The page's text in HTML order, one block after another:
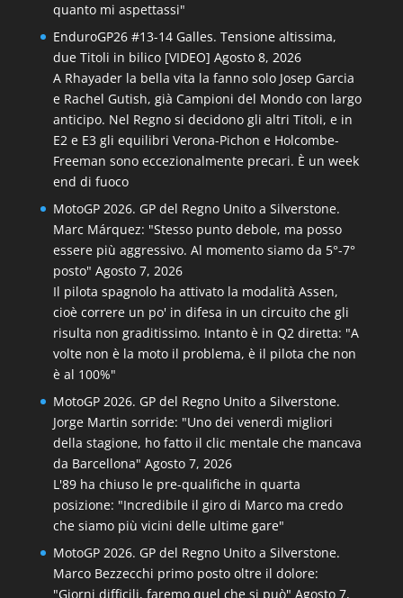
quanto mi aspettassi"
EnduroGP26 #13-14 Galles. Tensione altissima,
due Titoli in bilico [VIDEO] Agosto 8, 2026
A Rhayader la bella vita la fanno solo Josep Garcia
e Rachel Gutish, già Campioni del Mondo con largo
anticipo. Nel Regno si decidono gli altri Titoli, e in
E2 e E3 gli equilibri Verona-Pichon e Holcombe-
Freeman sono eccezionalmente precari. È un week
end di fuoco
MotoGP 2026. GP del Regno Unito a Silverstone.
Marc Márquez: "Stesso punto debole, ma posso
essere più aggressivo. Al momento siamo da 5°-7°
posto" Agosto 7, 2026
Il pilota spagnolo ha attivato la modalità Assen,
cioè correre un po' in difesa in un circuito che gli
risulta non graditissimo. Intanto è in Q2 diretta: "A
volte non è la moto il problema, è il pilota che non
è al 100%"
MotoGP 2026. GP del Regno Unito a Silverstone.
Jorge Martin sorride: "Uno dei venerdì migliori
della stagione, ho fatto il clic mentale che mancava
da Barcellona" Agosto 7, 2026
L'89 ha chiuso le pre-qualifiche in quarta
posizione: "Incredibile il giro di Marco ma credo
che siamo più vicini delle ultime gare"
MotoGP 2026. GP del Regno Unito a Silverstone.
Marco Bezzecchi primo posto oltre il dolore:
"Giorni difficili, faremo quel che si può" Agosto 7,